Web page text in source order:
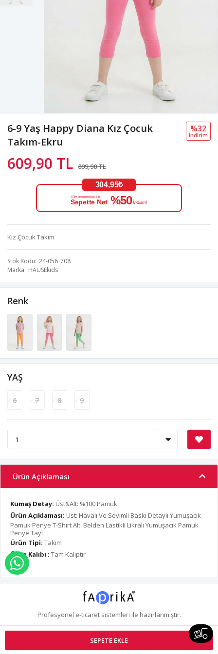
6-9 Yaş Happy Diana Kız Çocuk
Takım-Ekru
609,90 TL 899,90 TL
%32
i̇ndi̇ri̇m
304,95₺
Tüm İndirimlere Ek
Sepette Net %50 İndirim!
Kız Çocuk Takım
Stok Kodu 24-056_708
Marka HAUSEkids
Renk
YAŞ
6 7 8 9
SEPETE EKLE
Ürün Açıklaması
Kumaş Detay: Üst&Alt: %100 Pamuk
Ürün Açıklaması: Üst: Havalı Ve Sevimli Baskı Detaylı Yumuşacık
Pamuk Penye T-Shırt Alt: Belden Lastikli Likralı Yumuşacık Pamuk
Penye Tayt
Ürün Tipi: Takım
Ürün Kalıbı : Tam Kalıptır
Profesyonel e-ticaretsistemleri ile hazırlanmıştır.